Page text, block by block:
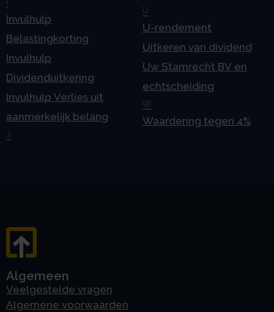
Invulhulp
Belastingkorting
Invulhulp
Dividenduitkering
Invulhulp Verlies uit
aanmerkelijk belang
J
U
U-rendement
Uitkeren van dividend
Uw Stamrecht BV en
echtscheiding
W
Waardering tegen 4%
Algemeen
Veelgestelde vragen
Algemene voorwaarden